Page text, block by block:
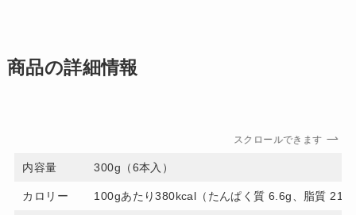
商品の詳細情報
スクロールできます
内容量 300g（6本入）
カロリー 100gあたり380kcal（たんぱく質 6.6g、脂質